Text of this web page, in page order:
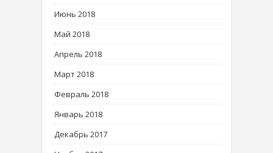
Июнь 2018
Май 2018
Апрель 2018
Март 2018
Февраль 2018
Январь 2018
Декабрь 2017